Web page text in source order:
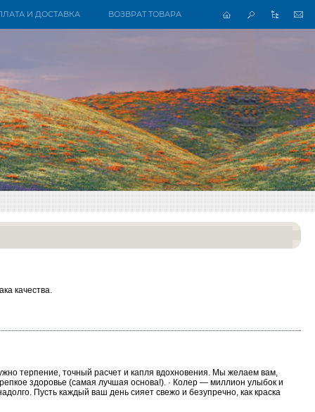
И ДОСТАВКА ВОЗВРАТ ТОВАРА
качества.
терпение, точный расчет и капля вдохновения. Мы желаем вам,
здоровье (самая лучшая основа!). · Колер — миллион улыбок и
Пусть каждый ваш день сияет свежо и безупречно, как краска